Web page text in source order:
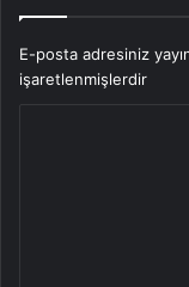
E-posta adresiniz
işaretlenmişlerdir